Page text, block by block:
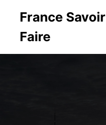
France Savoir
Faire